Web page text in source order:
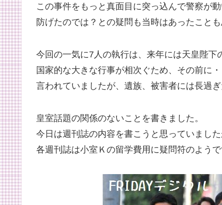
この事件をもっと真面目に突っ込んで警察が
防げたのでは？との疑問も当時はあったことも
今回の一気に7人の執行は、来年には天皇陛下
国家的な大きな行事が相次ぐため、その前に
言われていましたが、遺族、被害者には長過
皇室話題の関係のないことを書きました。
今日は週刊誌の内容を書こうと思っていまし
各週刊誌は小室Ｋの留学費用に疑問符のようで